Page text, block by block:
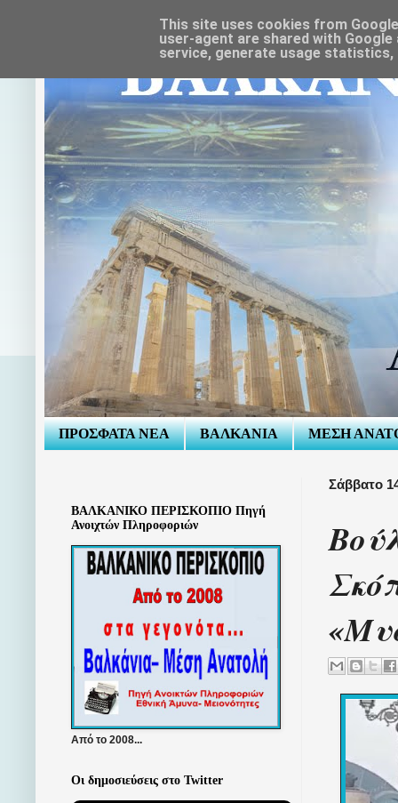
ΠΡΟΣΦΑΤΑ ΝΕΑ ΒΑΛΚΑΝΙΑ ΜΕΣΗ
Σάββατο
ΒΑΛΚΑΝΙΚΟ ΠΕΡΙΣΚΟΠΙΟ Πηγή
Ανοιχτών Πληροφοριών
Από το 2008...
Οι δημοσιεύσεις στο Twitter
This site uses cookies from
user-agent are shared with
service, generate usage statistics,